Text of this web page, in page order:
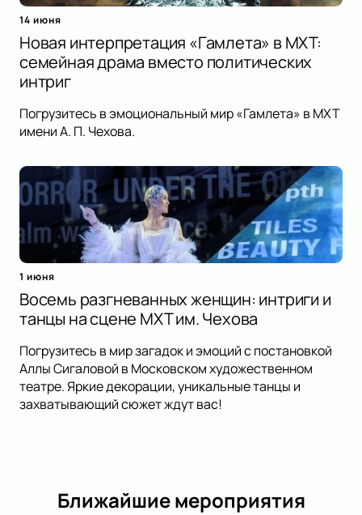
14 июня
Новая интерпретация «Гамлета» в МХТ:
семейная драма вместо политических
интриг
Погрузитесь в эмоциональный мир «Гамлета» в МХТ
имени А. П. Чехова.
1 июня
Восемь разгневанных женщин: интриги и
танцы на сцене МХТ им. Чехова
Погрузитесь в мир загадок и эмоций с постановкой
Аллы Сигаловой в Московском художественном
театре. Яркие декорации, уникальные танцы и
захватывающий сюжет ждут вас!
Ближайшие мероприятия